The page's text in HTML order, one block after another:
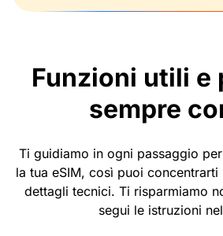
Funzioni utili e
sempre
Ti guidiamo in ogni passaggio
la tua eSIM, così puoi
dettagli tecnici. Ti risparmiamo
segui le istruzioni